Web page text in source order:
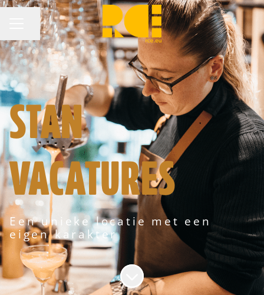
CARRIÈREMENU
Pagina delen
STAN
VACATURES
Een unieke locatie met een
eigen karakter
Naar content scrollen